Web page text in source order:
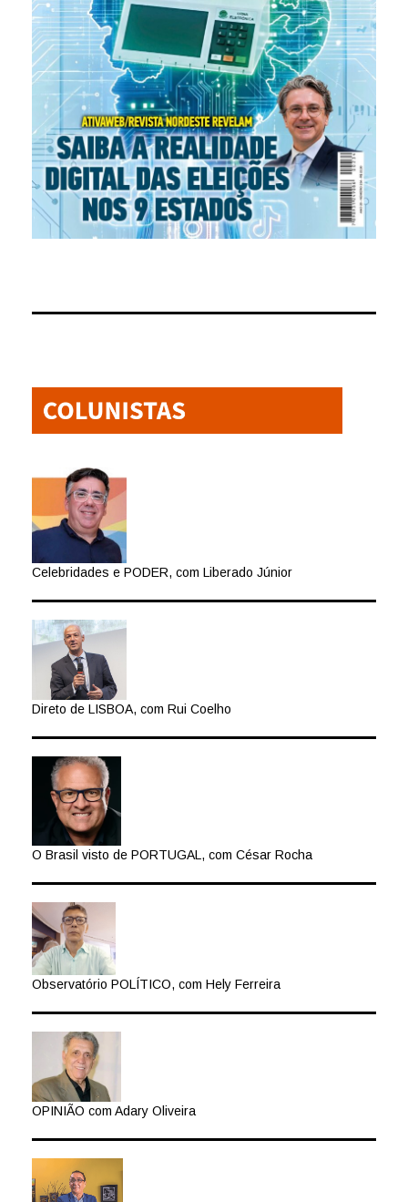
Celebridades e PODER, com Liberado Júnior
Direto de LISBOA, com Rui Coelho
O Brasil visto de PORTUGAL, com César Rocha
Observatório POLÍTICO, com Hely Ferreira
OPINIÃO com Adary Oliveira